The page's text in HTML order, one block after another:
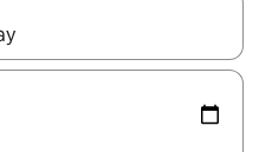
の矢印キーを使って移動するか